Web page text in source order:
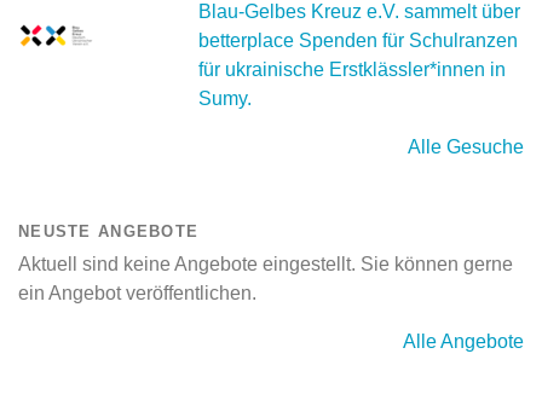
Blau-Gelbes Kreuz e.V. sammelt über
betterplace Spenden für Schulranzen
für ukrainische Erstklässler*innen in
Sumy.
Alle Gesuche
NEUSTE ANGEBOTE
Aktuell sind keine Angebote eingestellt. Sie können gerne
ein Angebot veröffentlichen.
Alle Angebote